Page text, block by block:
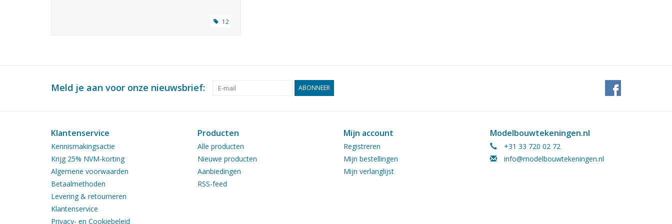
12
Meld je aan voor onze nieuwsbrief: ABONNEER
Klantenservice
Kennismakingsactie
Krijg 25% NVM-korting
Algemene voorwaarden
Betaalmethoden
Levering & retourneren
Klantenservice
Privacy- en Cookiebeleid
Producten
Alle producten
Nieuwe producten
Aanbiedingen
RSS-feed
Mijn account
Registreren
Mijn bestellingen
Mijn verlanglijst
Modelbouwtekeningen.nl
+31 33 720 02 72
info@modelbouwtekeningen.nl